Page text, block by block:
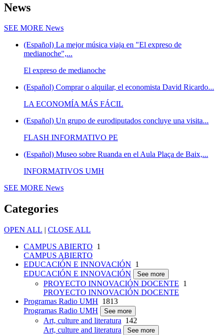
News
SEE MORE News
(Español) La mejor música viaja en "El expreso de
medianoche",...
El expreso de medianoche
(Español) Comprar o alquilar, el economista David Ricardo...
LA ECONOMÍA MÁS FÁCIL
(Español) Un grupo de eurodiputados concluye una visita...
FLASH INFORMATIVO PE
(Español) Museo sobre Ruanda en el Aula Plaça de Baix,...
INFORMATIVOS UMH
SEE MORE News
Categories
OPEN ALL | CLOSE ALL
CAMPUS ABIERTO 1
CAMPUS ABIERTO
EDUCACIÓN E INNOVACIÓN 1
EDUCACIÓN E INNOVACIÓN
See more
PROYECTO INNOVACIÓN DOCENTE 1
PROYECTO INNOVACIÓN DOCENTE
Programas Radio UMH 1813
Programas Radio UMH
See more
Art, culture and literatura 142
Art, culture and literatura
See more